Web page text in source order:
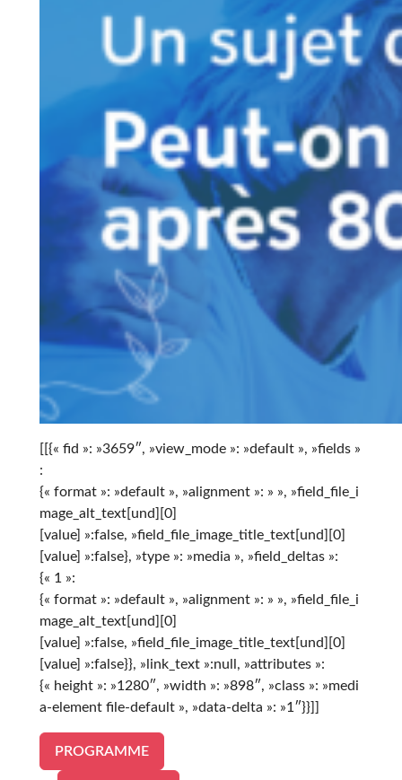
[[{« fid »: »3659″, »view_mode »: »default », »fields »
:
{« format »: »default », »alignment »: » », »field_file_i
mage_alt_text[und][0]
[value] »:false, »field_file_image_title_text[und][0]
[value] »:false}, »type »: »media », »field_deltas »:
{« 1 »:
{« format »: »default », »alignment »: » », »field_file_i
mage_alt_text[und][0]
[value] »:false, »field_file_image_title_text[und][0]
[value] »:false}}, »link_text »:null, »attributes »:
{« height »: »1280″, »width »: »898″, »class »: »medi
a-element file-default », »data-delta »: »1″}}]]
PROGRAMME